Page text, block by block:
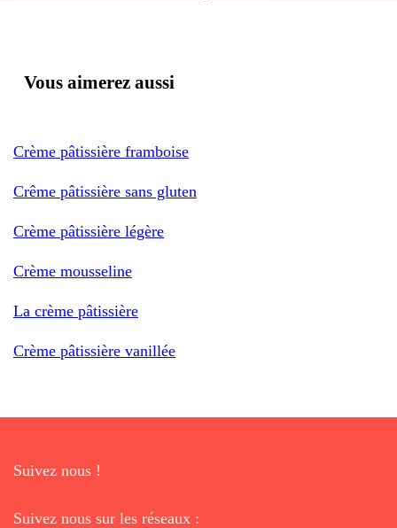
Vous aimerez aussi
Crème pâtissière framboise
Crême pâtissière sans gluten
Crème pâtissière légère
Crème mousseline
La crème pâtissière
Crème pâtissière vanillée
Suivez nous !
Suivez nous sur les réseaux :